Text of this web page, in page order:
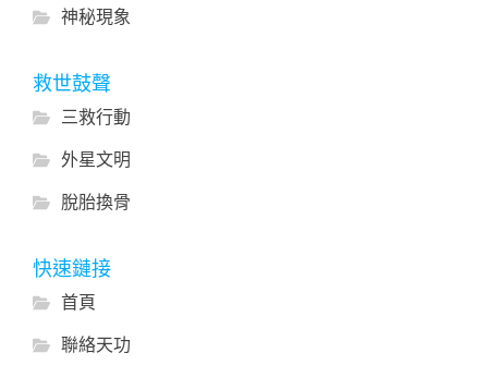
神秘現象
救世鼓聲
三救行動
外星文明
脫胎換骨
快速鏈接
首頁
聯絡天功